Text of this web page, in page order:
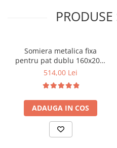
Somiera metalica fixa
pentru pat dublu 160x200,
6 picioare, 32 lamele lemn
saltea ferm, negru
514,00 Lei
ADAUGA IN COS